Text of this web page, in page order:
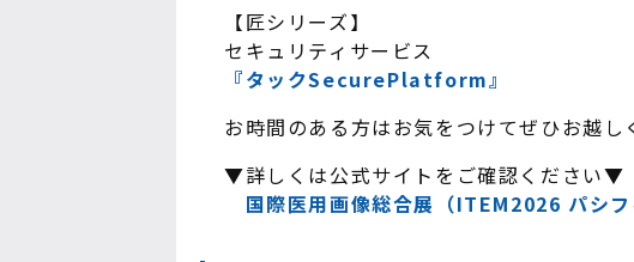
【匠シリーズ】
セキュリティサービス
『タックSecurePlatform』
お時間のある方はお気をつけてぜひお越し
▼詳しくは公式サイトをご確認ください▼
国際医用画像総合展（ITEM2026 パシフ